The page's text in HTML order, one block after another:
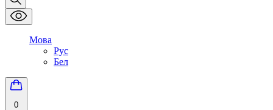
Мова
Рус
Бел
0